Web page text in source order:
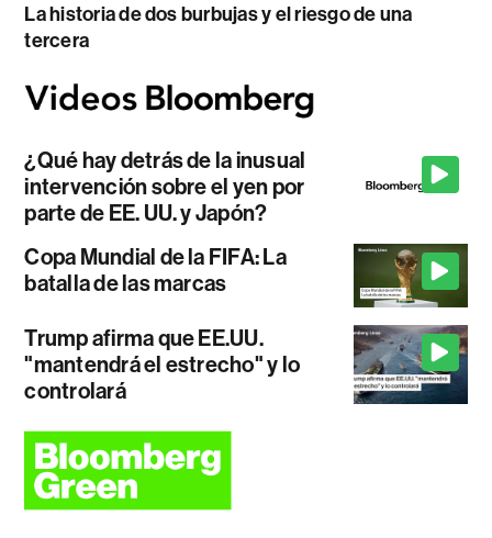
La historia de dos burbujas y el riesgo de una
tercera
¿Qué hay detrás de la inusual
intervención sobre el yen por
parte de EE. UU. y Japón?
Copa Mundial de la FIFA: La
batalla de las marcas
Trump afirma que EE.UU.
"mantendrá el estrecho" y lo
controlará